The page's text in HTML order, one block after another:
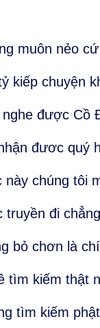
muôn nẻo
kiếp chuyện
nghe được Cồ
đươc quý
này chúng tôi
truyền đi
bỏ chơn là
tìm kiếm thật
tìm kiếm